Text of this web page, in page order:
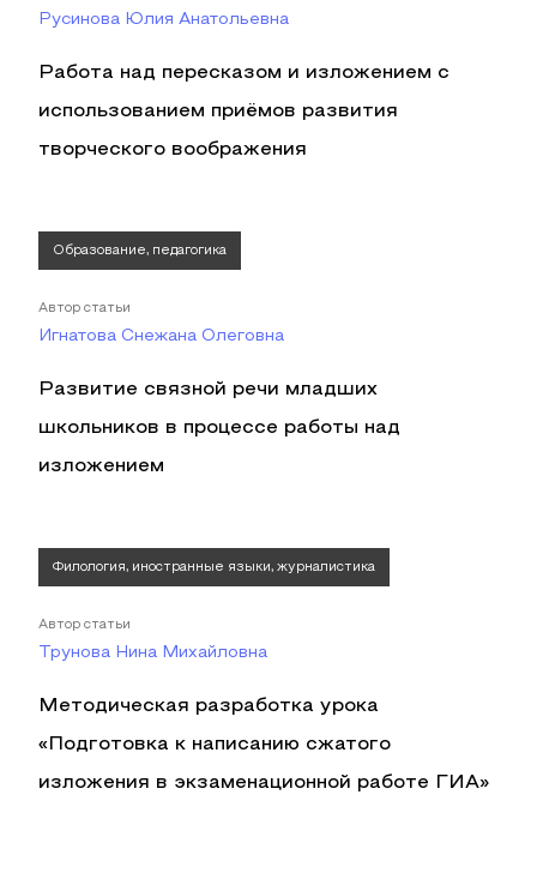
Русинова Юлия Анатольевна
Работа над пересказом и изложением с
использованием приёмов развития
творческого воображения
Образование, педагогика
Автор статьи
Игнатова Снежана Олеговна
Развитие связной речи младших
школьников в процессе работы над
изложением
Филология, иностранные языки, журналистика
Автор статьи
Трунова Нина Михайловна
Методическая разработка урока
«Подготовка к написанию сжатого
изложения в экзаменационной работе ГИА»